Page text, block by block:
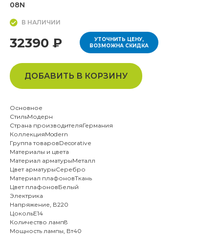
08N
В НАЛИЧИИ
32390 ₽
УТОЧНИТЬ ЦЕНУ,
ВОЗМОЖНА СКИДКА
ДОБАВИТЬ В КОРЗИНУ
Основное
СтильМодерн
Страна производителяГермания
КоллекцияModern
Группа товаровDecorative
Материалы и цвета
Материал арматурыМеталл
Цвет арматурыСеребро
Материал плафоновТкань
Цвет плафоновБелый
Электрика
Напряжение, В220
ЦокольE14
Количество ламп8
Мощность лампы, Вт40